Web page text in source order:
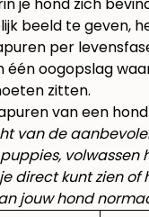
je hond zich
beeld te geven,
per
één oogopslag
zitten.
van een
van de
volwassen
direct kunt zien of
jouw hond